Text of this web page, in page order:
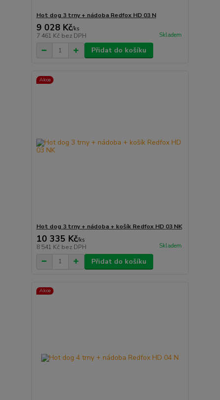
Hot dog 3 trny + nádoba Redfox HD 03 N
9 028 Kč/ks
7 461 Kč bez DPH Skladem
Přidat do košíku
Akce
Hot dog 3 trny + nádoba + košík Redfox HD 03 NK
10 335 Kč/ks
8 541 Kč bez DPH Skladem
Přidat do košíku
Akce